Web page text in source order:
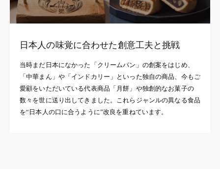
日本人の味覚に合わせた創意工夫と挑戦
当時まだ日本になかった「クリームパン」の創案をはじめ、
「中華まん」や「インドカリー」といった独自の商品、今もご
愛顧をいただいている代表商品「月餅」や独創的なお菓子の
数々を世に送り出してきました。これらジャンルの異なる食品
を“日本人の口に合うように”改良を重ねています。